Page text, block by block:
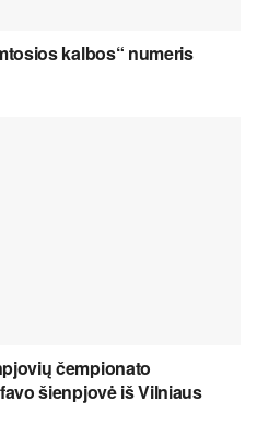
kalbos“ numeris
čempionato
šienpjovė iš Vilniaus